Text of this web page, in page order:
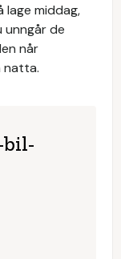
lage middag,
unngår de
når
natta.
bil-